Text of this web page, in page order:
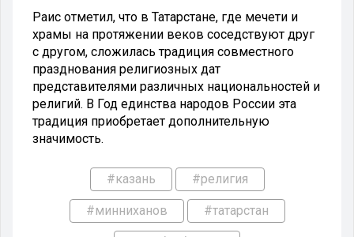
Раис отметил, что в Татарстане, где мечети и
храмы на протяжении веков соседствуют друг
с другом, сложилась традиция совместного
празднования религиозных дат
представителями различных национальностей и
религий. В Год единства народов России эта
традиция приобретает дополнительную
значимость.
#казань #религия
#минниханов #татарстан